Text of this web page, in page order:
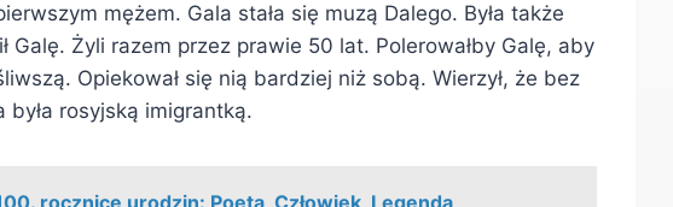
mężem. Gala stała się muzą Dalego. Była także
Galę. Żyli razem przez prawie 50 lat. Polerowałby Galę, aby
Opiekował się nią bardziej niż sobą. Wierzył, że bez
była rosyjską imigrantką.
rocznicę urodzin: Poeta, Człowiek, Legenda